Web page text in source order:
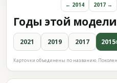
Годы этой модели
← 2014 2017 →
2021 2019 2017 2015
Карточки объединены по названию.